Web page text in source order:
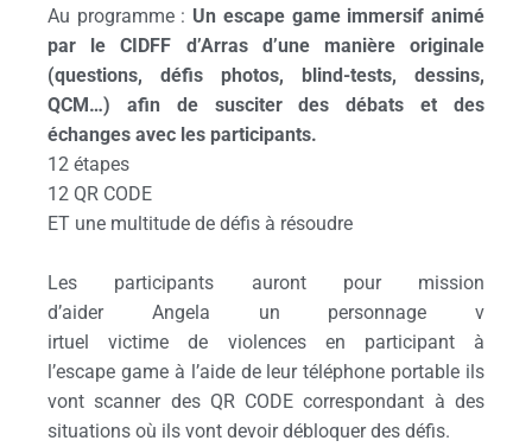
Au programme : Un escape game immersifanimé
par le CIDFF d’Arras d’une manière originale
(questions, défis photos, blind-tests, dessins,
QCM…) afin de susciter des débats et des
échanges avec les participants.
12 étapes
12 QR CODE
ET une multitude de défis à résoudre
Les participants auront pour mission
d’aider Angela un personnage v
irtuel victime de violences en participant à
l’escape game à l’aide de leur téléphone portable ils
vont scanner des QR CODE correspondant à des
situations où ils vont devoir débloquer des défis.